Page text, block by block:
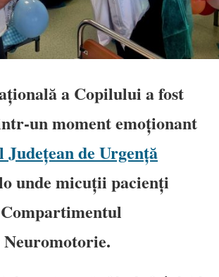
a Copilului a fost
un moment emoționant
Județean de Urgență
unde micuții pacienți